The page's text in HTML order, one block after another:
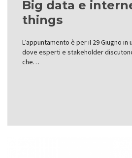
Big data e
things
L’appuntamento è per il 29 Giugno in
dove esperti e stakeholder
che…